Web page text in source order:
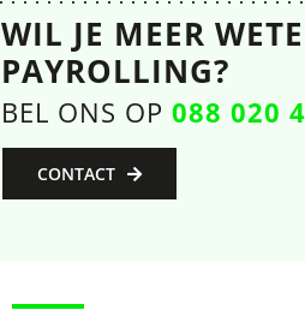
WIL JE MEER
PAYROLLING?
BEL ONS OP088 020
CONTACT